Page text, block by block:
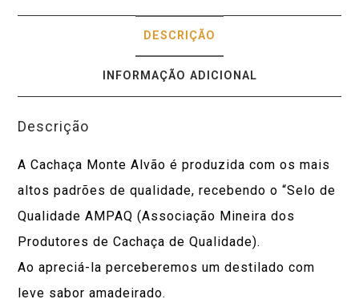
DESCRIÇÃO
INFORMAÇÃO ADICIONAL
Descrição
A Cachaça Monte Alvão é produzida com os mais
altos padrões de qualidade, recebendo o “Selo de
Qualidade AMPAQ (Associação Mineira dos
Produtores de Cachaça de Qualidade).
Ao apreciá-la perceberemos um destilado com
leve sabor amadeirado.